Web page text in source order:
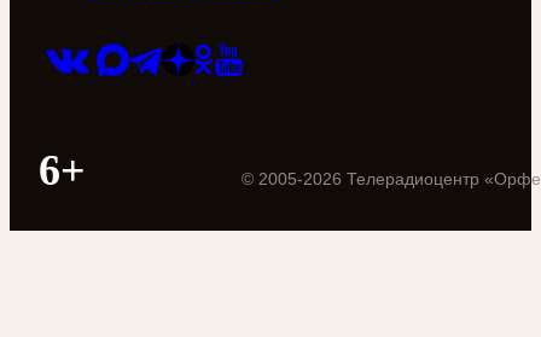
6+ © 2005-2026 Телерадиоцентр